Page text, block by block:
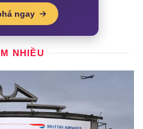
ngay
NHIỀU